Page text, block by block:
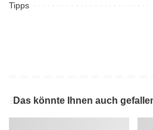
Tipps
Das könnte Ihnen auch